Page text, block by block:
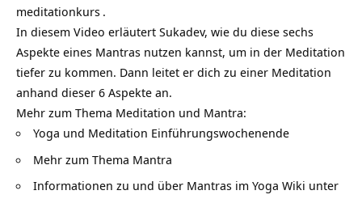
meditationkurs .
In diesem Video erläutert Sukadev, wie du diese sechs
Aspekte eines Mantras nutzen kannst, um in der Meditation
tiefer zu kommen. Dann leitet er dich zu einer Meditation
anhand dieser 6 Aspekte an.
Mehr zum Thema Meditation und Mantra:
Yoga und Meditation Einführungswochenende
Mehr zum Thema Mantra
Informationen zu und über Mantras im Yoga Wiki unter